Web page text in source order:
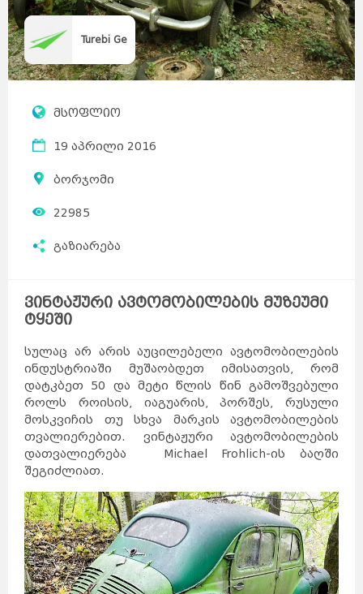
Turebi Ge
მსოფლიო
19 აპრილი 2016
ბორჯომი
22985
გაზიარება
ვინტაჟური ავტომობილების მუზეუმი
ტყეში
სულაც არ არის აუცილებელი ავტომობილების
ინდუსტრიაში მუშაობდეთ იმისათვის, რომ
დატკბეთ 50 და მეტი წლის წინ გამოშვებული
როლს როისის, იაგუარის, პორშეს, რუსული
მოსკვიჩის თუ სხვა მარკის ავტომობილების
თვალიერებით. ვინტაჟური ავტომობილების
დათვალიერება Michael Frohlich-ის ბაღში
შეგიძლიათ.